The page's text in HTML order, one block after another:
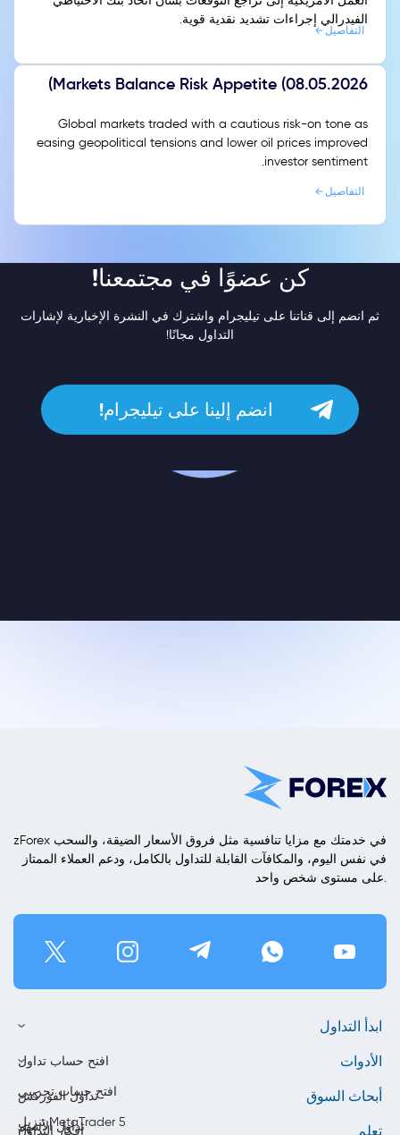
الفيدرالي إجراءات تشديد نقدية قوية.
التفاصيل
Markets Balance Risk Appetite (08.05.2026)
Global markets traded with a cautious risk-on tone as
easing geopolitical tensions and lower oil prices improved
investor sentiment.
التفاصيل
كن عضوًا في مجتمعنا!
ثم انضم إلى قناتنا على تيليجرام واشترك في النشرة الإخبارية لإشارات
التداول مجانًا!
انضم إلينا على تيليجرام!
zForex في خدمتك مع مزايا تنافسية مثل فروق الأسعار الضيقة، والسحب
في نفس اليوم، والمكافآت القابلة للتداول بالكامل، ودعم العملاء الممتاز
على مستوى شخص واحد.
ابدأ التداول
افتح حساب تداول
افتح حساب تجريبي
تنزيل MetaTrader 5
الأدوات
تداول الفوركس
تداول الأسهم
أبحاث السوق
أفكار التداول
تعلم